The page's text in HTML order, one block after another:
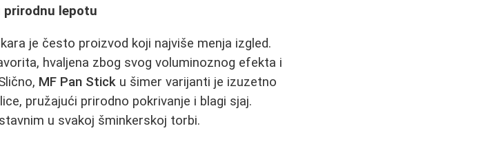
prirodnu lepotu
je često proizvod koji najviše menja izgled.
hvaljena zbog svog voluminoznog efekta i
MF Pan Stick u šimer varijanti je izuzetno
pružajući prirodno pokrivanje i blagi sjaj.
u svakoj šminkerskoj torbi.